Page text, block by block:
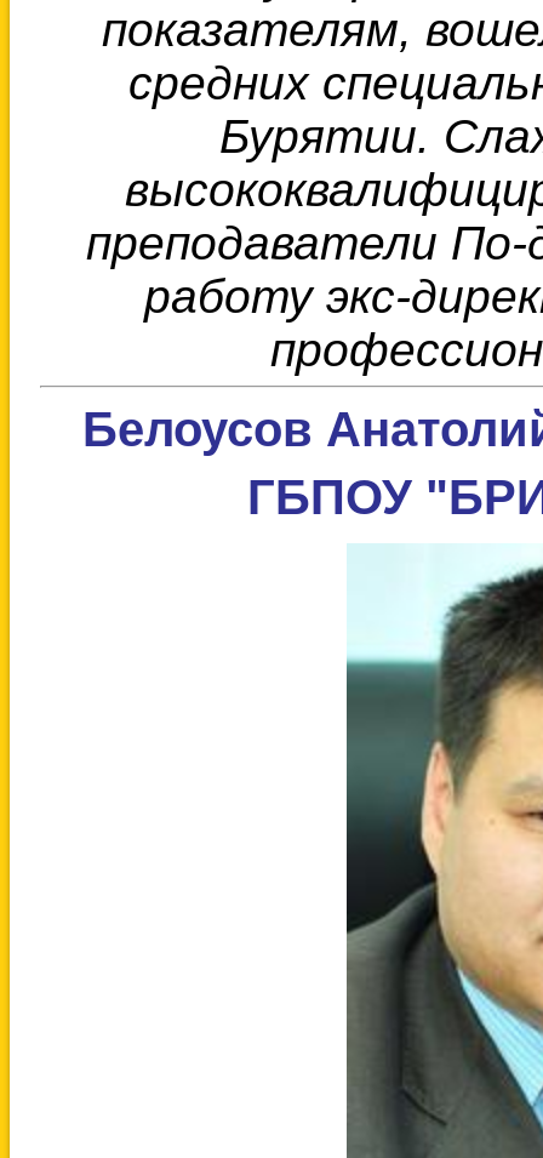
показателям,
средних
Бурятии.
преподаватели
работу экс-
Белоусов
ГБПОУ